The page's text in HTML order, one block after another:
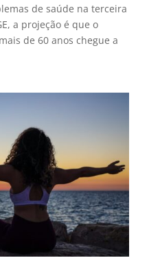
de saúde na terceira
a projeção é que o
de 60 anos chegue a